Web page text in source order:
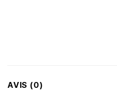
AVIS (0)